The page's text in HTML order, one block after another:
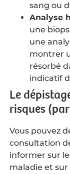
sang ou
Analyse
une
une
montrer
résorbé
indicatif
Le
risques
Vous pouvez
consultation
informer sur
maladie et sur